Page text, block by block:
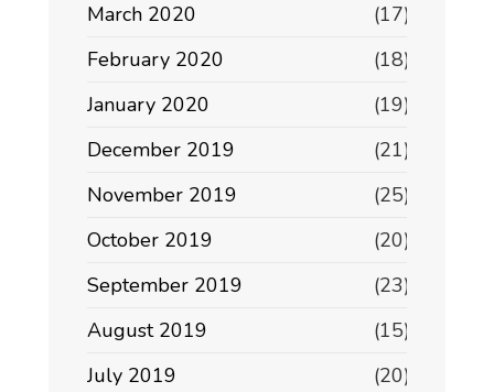
March 2020
(17)
February 2020
(18)
January 2020
(19)
December 2019
(21)
November 2019
(25)
October 2019
(20)
September 2019
(23)
August 2019
(15)
July 2019
(20)